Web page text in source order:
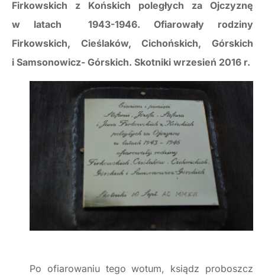
Firkowskich z Końskich poległych za Ojczyznę
w latach 1943-1946. Ofiarowały rodziny
Firkowskich, Cieślaków, Cichońskich, Górskich
i Samsonowicz- Górskich. Skotniki wrzesień 2016 r.
Po ofiarowaniu tego wotum, ksiądz proboszcz